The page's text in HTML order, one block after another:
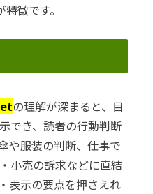
徴です。
の理解が深まると、目
でき、読者の行動判断
や服装の判断、仕事で
小売の訴求などに直結
表示の要点を押さえれ